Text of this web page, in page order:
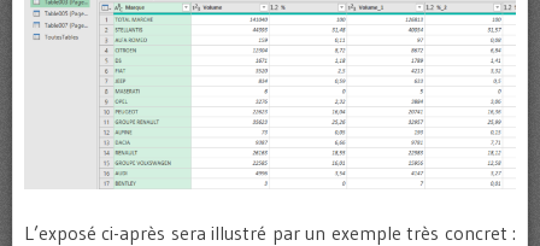
L’exposé ci-après sera illustré par un exemple très concret :